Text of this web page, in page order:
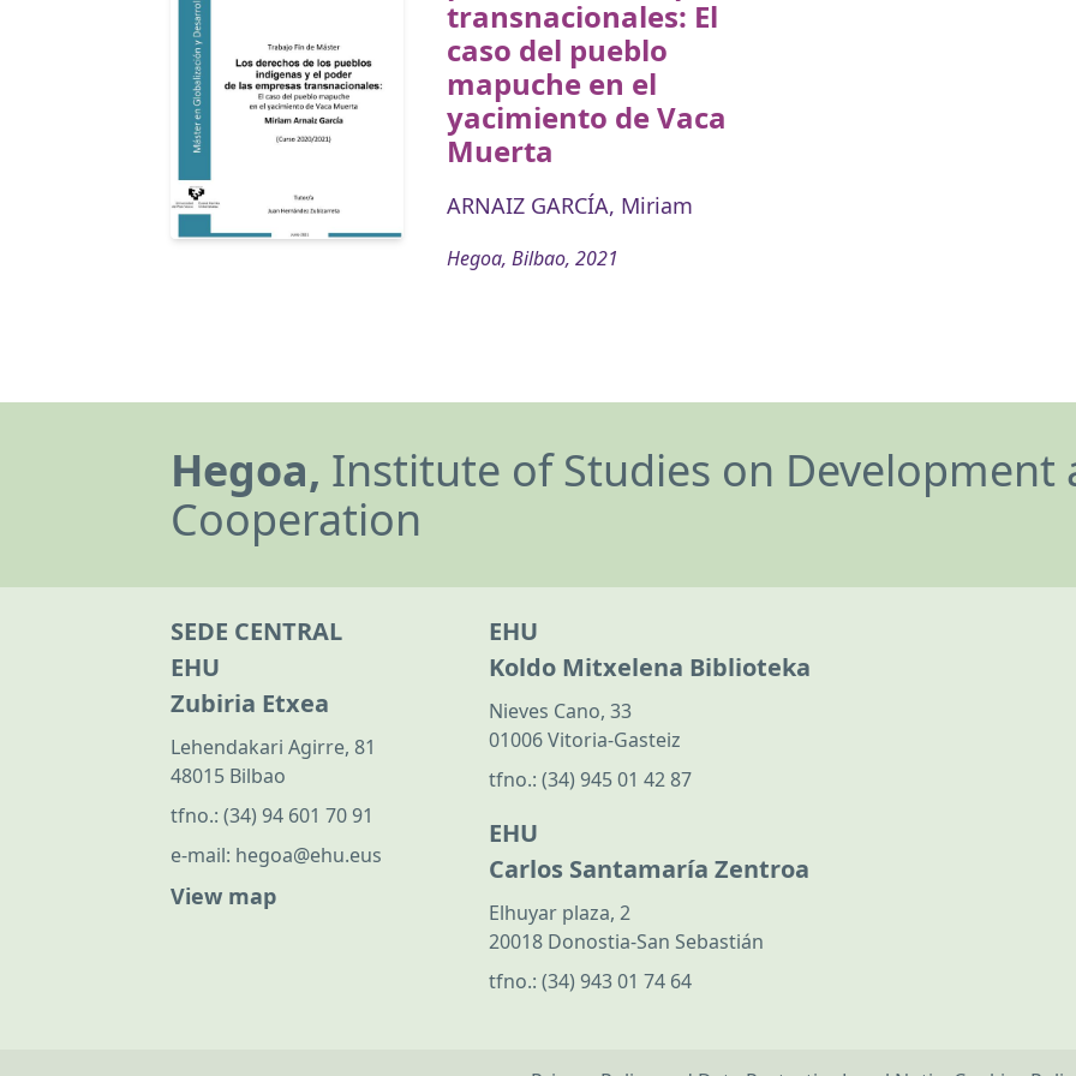
transnacionales: El
caso del pueblo
mapuche en el
yacimiento de Vaca
Muerta
ARNAIZ GARCÍA, Miriam
Hegoa, Bilbao, 2021
Hegoa, Institute of Studies on
Cooperation
SEDE CENTRAL
EHU
Zubiria Etxea
Lehendakari Agirre, 81
48015 Bilbao
tfno.: (34) 94 601 70 91
e-mail: hegoa@ehu.eus
View map
EHU
Koldo Mitxelena Biblioteka
Nieves Cano, 33
01006 Vitoria-Gasteiz
tfno.: (34) 945 01 42 87
EHU
Carlos Santamaría Zentroa
Elhuyar plaza, 2
20018 Donostia-San Sebastián
tfno.: (34) 943 01 74 64